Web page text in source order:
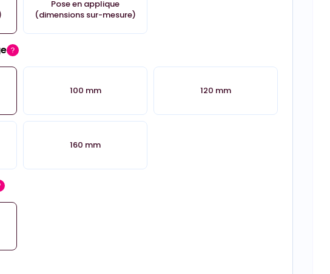
Pose en applique
(dimensions sur-mesure)
100 mm 120 mm
160 mm